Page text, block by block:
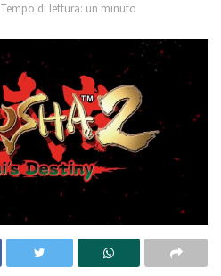
Tempo di lettura: un minuto